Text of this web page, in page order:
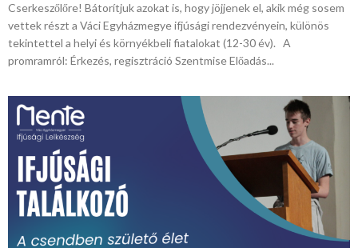
Cserkeszőlőre! Bátorítjuk azokat is, hogy jöjjenek el, akik még sosem
vettek részt a Váci Egyházmegye ifjúsági rendezvényein, különös
tekintettel a helyi és környékbeli fiatalokat (12-30 év). A
promramról: Érkezés, regisztráció Szentmise Előadás...